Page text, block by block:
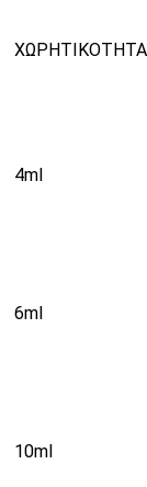
ΧΩΡΗΤΙΚΟΤΗΤΑ
4ml
6ml
10ml